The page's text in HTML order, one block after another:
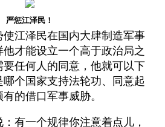
严惩江泽民！
使江泽民在国内大肆制造军事
才能设立一个高于政治局之
任何人的同意，他就可以下
个国家支持法轮功、同意起
的借口军事威胁。
有一个规律你注意着点儿，